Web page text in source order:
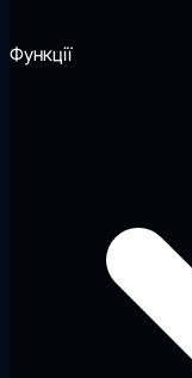
Функції